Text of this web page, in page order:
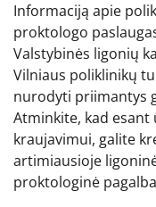
Informaciją apie
proktologo
Valstybinės ligonių
Vilniaus poliklinikų
nurodyti priimantys
Atminkite, kad
kraujavimui, galite
artimiausioje
proktologinė